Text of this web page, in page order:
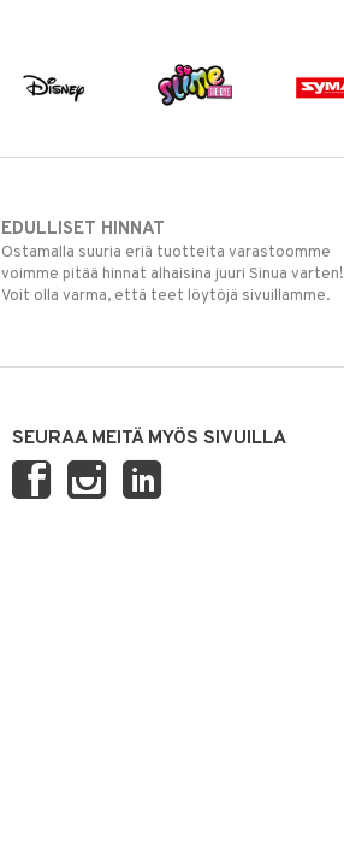
EDULLISET HINNAT
Ostamalla suuria eriä tuotteita varastoomme
voimme pitää hinnat alhaisina juuri Sinua varten!
Voit olla varma, että teet löytöjä sivuillamme.
SEURAA MEITÄ MYÖS SIVUILLA